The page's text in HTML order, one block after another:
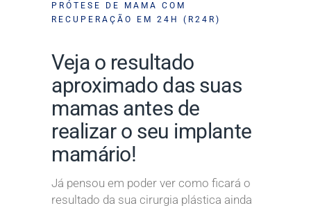
PRÓTESE DE MAMA COM
RECUPERAÇÃO EM 24H (R24R)
Veja o resultado
aproximado das suas
mamas antes de
realizar o seu implante
mamário!
Já pensou em poder ver como ficará o
resultado da sua cirurgia plástica ainda